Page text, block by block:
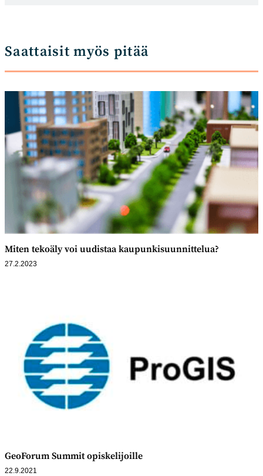
Saattaisit myös pitää
Miten tekoäly voi uudistaa kaupunki­­­suunnittelua?
27.2.2023
GeoForum Summit opiskelijoille
22.9.2021